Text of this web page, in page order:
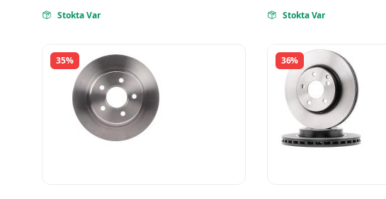
 Stokta Var  Stokta Var
35% 36%